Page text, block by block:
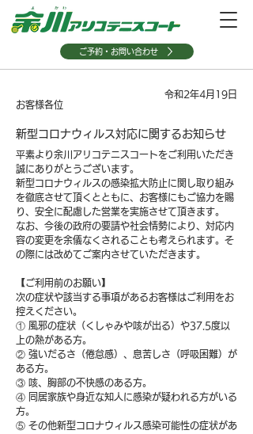
ご予約・お問い合わせ
平素より余川アリコテニスコートをご利用いただき
誠にありがとうございます。
新型コロナウィルスの感染拡大防止に関し取り組み
を徹底させて頂くとともに、お客様にもご協力を賜
り、安全に配慮した営業を実施させて頂きます。
なお、今後の政府の要請や社会情勢により、対応内
容の変更を余儀なくされることも考えられます。そ
の際には改めてご案内させていただきます。
【ご利用前のお願い】
次の症状や該当する事項があるお客様はご利用をお
控えください。
① 風邪の症状（くしゃみや咳が出る）や37.5度以
上の熱がある方。
② 強いだるさ（倦怠感）、息苦しさ（呼吸困難）が
ある方。
③ 咳、胸部の不快感のある方。
④ 同居家族や身近な知人に感染が疑われる方がいる
方。
⑤ その他新型コロナウィルス感染可能性の症状があ
お客様各位
令和2年4月19日
新型コロナウィルス対応に関するお知らせ